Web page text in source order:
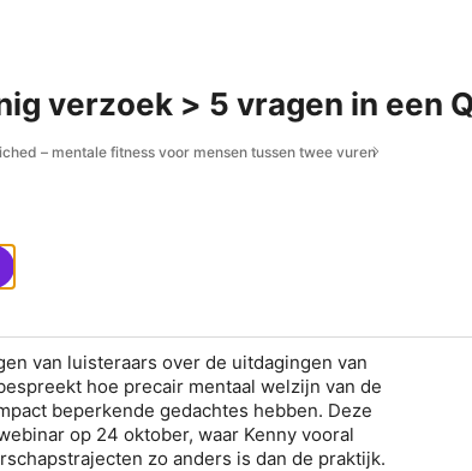
verzoek > 5 vragen in een
– mentale fitness voor mensen tussen twee vuren
van luisteraars over de uitdagingen van
hoe precair mentaal welzijn van de
beperkende gedachtes hebben. Deze
op 24 oktober, waar Kenny vooral
zo anders is dan de praktijk.